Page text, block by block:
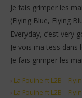
Je fais grimper les
(Flying Blue, Flying
Everyday, c’est very
Je vois ma tess dans
Je fais grimper les
› La Fouine ft L2B –
› La Fouine ft L2B –